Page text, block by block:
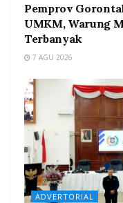
Pemprov
UMKM, Warung
Terbanyak
7 AGU 2026
ADVERTORIAL